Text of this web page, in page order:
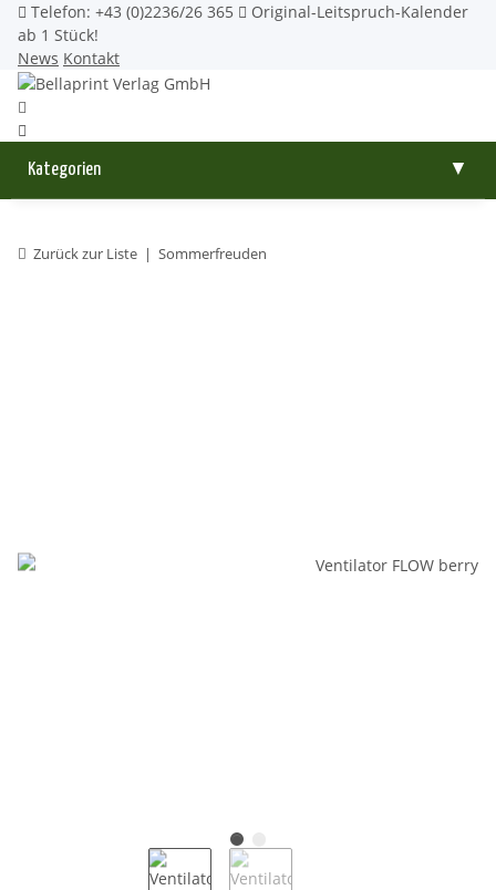
Telefon: +43 (0)2236/26 365
Original-Leitspruch-Kalender
ab 1 Stück!
News Kontakt
Kategorien ▼
Zurück zur Liste Sommerfreuden